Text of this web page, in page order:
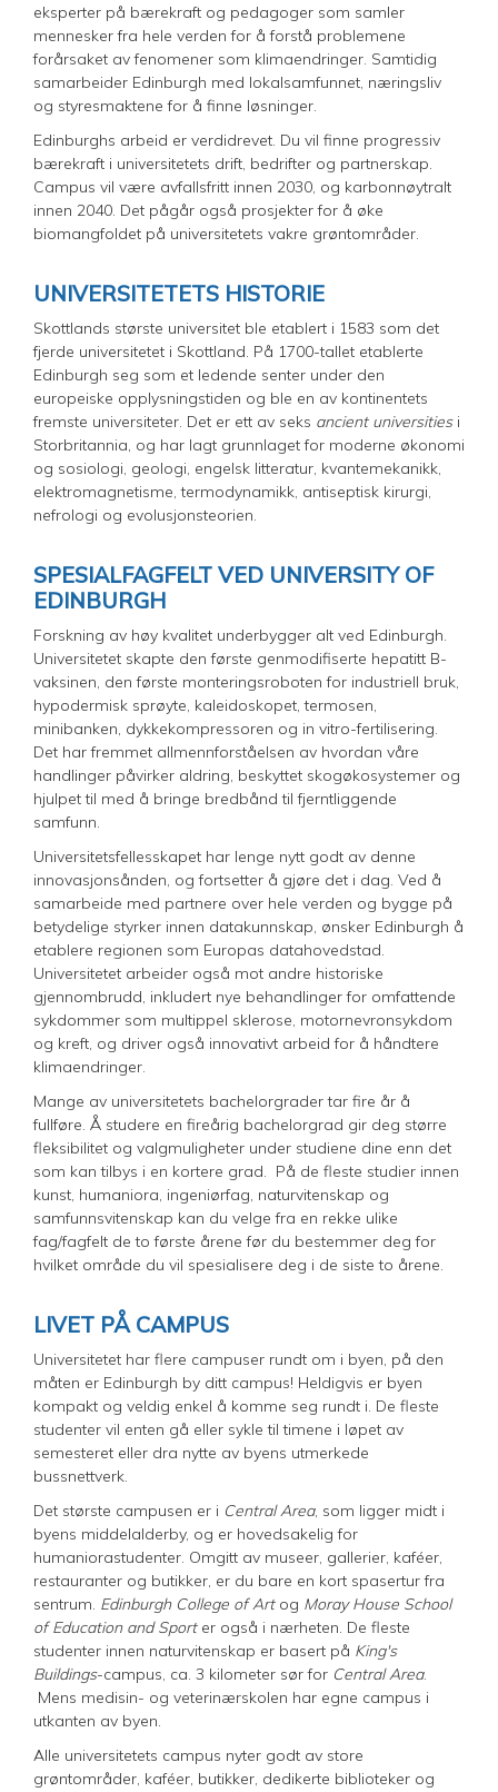
eksperter på bærekraft og pedagoger som samler
mennesker fra hele verden for å forstå problemene
forårsaket av fenomener som klimaendringer. Samtidig
samarbeider Edinburgh med lokalsamfunnet, næringsliv
og styresmaktene for å finne løsninger.
Edinburghs arbeid er verdidrevet. Du vil finne progressiv
bærekraft i universitetets drift, bedrifter og partnerskap.
Campus vil være avfallsfritt innen 2030, og karbonnøytralt
innen 2040. Det pågår også prosjekter for å øke
biomangfoldet på universitetets vakre grøntområder.
UNIVERSITETETS HISTORIE
Skottlands største universitet ble etablert i 1583 som det
fjerde universitetet i Skottland. På 1700-tallet etablerte
Edinburgh seg som et ledende senter under den
europeiske opplysningstiden og ble en av kontinentets
fremste universiteter. Det er ett av seks ancient universitiesi
Storbritannia, og har lagt grunnlaget for moderne økonomi
og sosiologi, geologi, engelsk litteratur, kvantemekanikk,
elektromagnetisme, termodynamikk, antiseptisk kirurgi,
nefrologi og evolusjonsteorien.
SPESIALFAGFELT VED UNIVERSITY OF
EDINBURGH
Forskning av høy kvalitet underbygger alt ved Edinburgh.
Universitetet skapte den første genmodifiserte hepatitt B-
vaksinen, den første monteringsroboten for industriell bruk,
hypodermisk sprøyte, kaleidoskopet, termosen,
minibanken, dykkekompressoren og in vitro-fertilisering.
Det har fremmet allmennforståelsen av hvordan våre
handlinger påvirker aldring, beskyttet skogøkosystemer og
hjulpet til med å bringe bredbånd til fjerntliggende
samfunn.
Universitetsfellesskapet har lenge nytt godt av denne
innovasjonsånden, og fortsetter å gjøre det i dag. Ved å
samarbeide med partnere over hele verden og bygge på
betydelige styrker innen datakunnskap, ønsker Edinburgh å
etablere regionen som Europas datahovedstad.
Universitetet arbeider også mot andre historiske
gjennombrudd, inkludert nye behandlinger for omfattende
sykdommer som multippel sklerose, motornevronsykdom
og kreft, og driver også innovativt arbeid for å håndtere
klimaendringer.
Mange av universitetets bachelorgrader tar fire år å
fullføre. Å studere en fireårig bachelorgrad gir deg større
fleksibilitet og valgmuligheter under studiene dine enn det
som kan tilbys i en kortere grad. På de fleste studier innen
kunst, humaniora, ingeniørfag, naturvitenskap og
samfunnsvitenskap kan du velge fra en rekke ulike
fag/fagfelt de to første årene før du bestemmer deg for
hvilket område du vil spesialisere deg i de siste to årene.
LIVET PÅ CAMPUS
Universitetet har flere campuser rundt om i byen, på den
måten er Edinburgh by ditt campus! Heldigvis er byen
kompakt og veldig enkel å komme seg rundt i. De fleste
studenter vil enten gå eller sykle til timene i løpet av
semesteret eller dra nytte av byens utmerkede
bussnettverk.
Det største campusen er i Central Area, som ligger midt i
byens middelalderby, og er hovedsakelig for
humaniorastudenter. Omgitt av museer, gallerier, kaféer,
restauranter og butikker, er du bare en kort spasertur fra
sentrum. Edinburgh College of Art og Moray House School
of Education and Sport er også i nærheten. De fleste
studenter innen naturvitenskap er basert på King's
Buildings-campus, ca. 3 kilometer sør for Central Area.
Mens medisin- og veterinærskolen har egne campus i
utkanten av byen.
Alle universitetets campus nyter godt av store
grøntområder, kaféer, butikker, dedikerte biblioteker og